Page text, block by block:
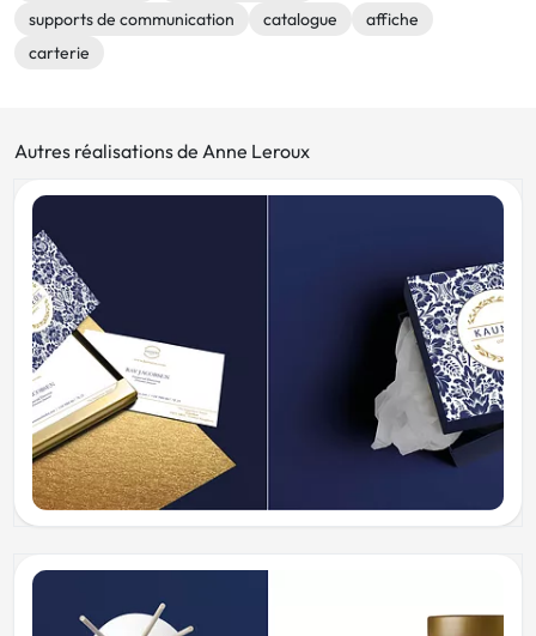
supports de communication
catalogue
affiche
carterie
Autres réalisations de Anne Leroux